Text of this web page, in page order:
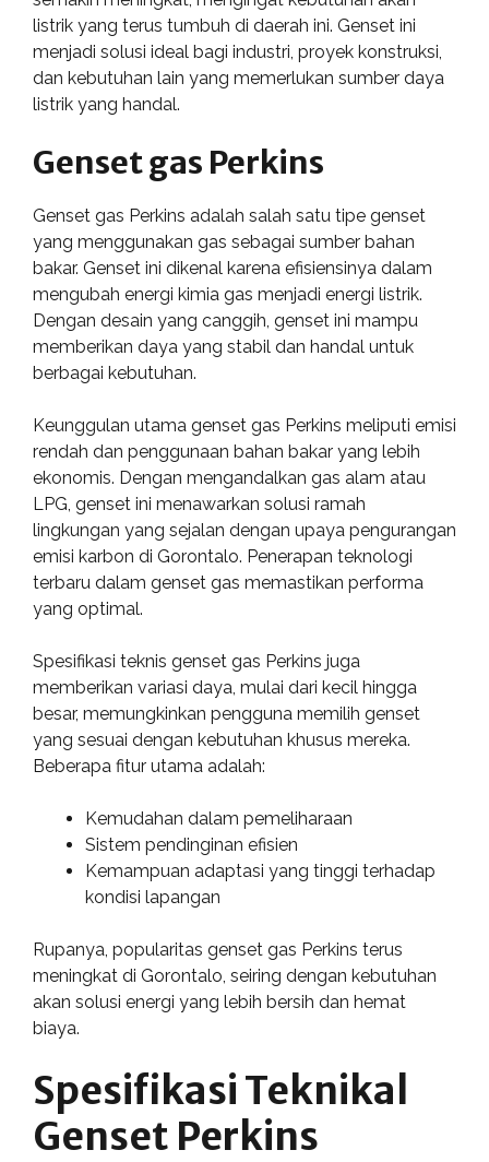
listrik yang terus tumbuh di daerah ini. Genset ini
menjadi solusi ideal bagi industri, proyek konstruksi,
dan kebutuhan lain yang memerlukan sumber daya
listrik yang handal.
Genset gas Perkins
Genset gas Perkins adalah salah satu tipe genset
yang menggunakan gas sebagai sumber bahan
bakar. Genset ini dikenal karena efisiensinya dalam
mengubah energi kimia gas menjadi energi listrik.
Dengan desain yang canggih, genset ini mampu
memberikan daya yang stabil dan handal untuk
berbagai kebutuhan.
Keunggulan utama genset gas Perkins meliputi emisi
rendah dan penggunaan bahan bakar yang lebih
ekonomis. Dengan mengandalkan gas alam atau
LPG, genset ini menawarkan solusi ramah
lingkungan yang sejalan dengan upaya pengurangan
emisi karbon di Gorontalo. Penerapan teknologi
terbaru dalam genset gas memastikan performa
yang optimal.
Spesifikasi teknis genset gas Perkins juga
memberikan variasi daya, mulai dari kecil hingga
besar, memungkinkan pengguna memilih genset
yang sesuai dengan kebutuhan khusus mereka.
Beberapa fitur utama adalah:
Kemudahan dalam pemeliharaan
Sistem pendinginan efisien
Kemampuan adaptasi yang tinggi terhadap
kondisi lapangan
Rupanya, popularitas genset gas Perkins terus
meningkat di Gorontalo, seiring dengan kebutuhan
akan solusi energi yang lebih bersih dan hemat
biaya.
Spesifikasi Teknikal
Genset Perkins